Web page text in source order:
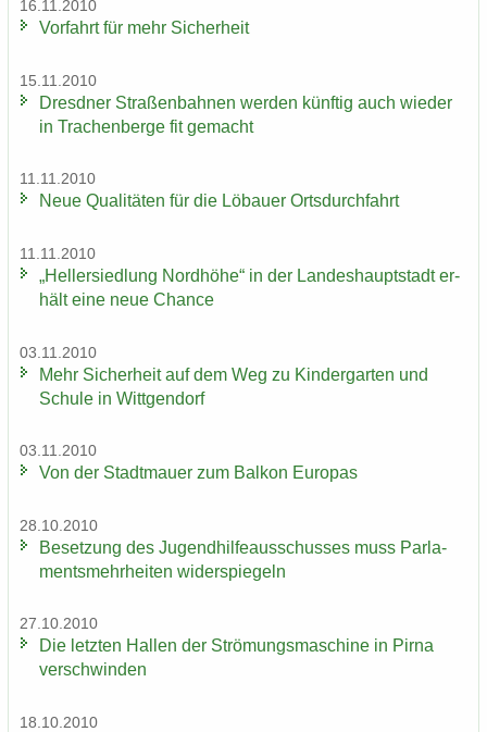
16.11.2010
Vor­fahrt für mehr Si­cher­heit
15.11.2010
Dresd­ner Stra­ßen­bah­nen wer­den künf­tig auch wie­der
in Tra­chen­ber­ge fit ge­macht
11.11.2010
Neue Qua­li­tä­ten für die Lö­bau­er Orts­durch­fahrt
11.11.2010
„Hel­ler­sied­lung Nord­hö­he“ in der Lan­des­haupt­stadt er­
hält eine neue Chan­ce
03.11.2010
Mehr Si­cher­heit auf dem Weg zu Kin­der­gar­ten und
Schu­le in Witt­gen­dorf
03.11.2010
Von der Stadt­mau­er zum Bal­kon Eu­ro­pas
28.10.2010
Be­set­zung des Ju­gend­hil­fe­aus­schus­ses muss Par­la­
ments­mehr­hei­ten wi­der­spie­geln
27.10.2010
Die letz­ten Hal­len der Strö­mungs­ma­schi­ne in Pirna
ver­schwin­den
18.10.2010